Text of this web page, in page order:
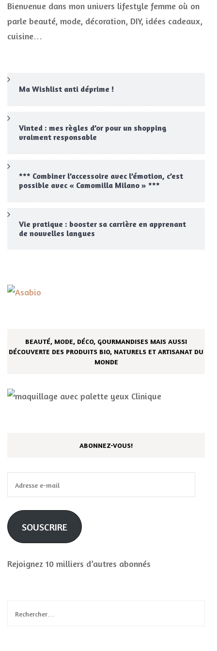
Bienvenue dans mon univers lifestyle femme où on
parle beauté, mode, décoration, DIY, idées cadeaux,
cuisine…
Ma Wishlist anti déprime !
Vinted : mes règles d’or pour un shopping
vraiment responsable
*** Combiner l’accessoire avec l’émotion, c’est
possible avec « Camomilla Milano » ***
Vie pratique : booster sa carrière en apprenant
de nouvelles langues
BEAUTÉ, MODE, DÉCO, GOURMANDISES MAIS AUSSI
DÉCOUVERTE DES PRODUITS BIO, NATURELS ET ARTISANAT DU
MONDE
ABONNEZ-VOUS!
e-
mail
SOUSCRIRE
Rejoignez 10 milliers d’autres abonnés
Rechercher :